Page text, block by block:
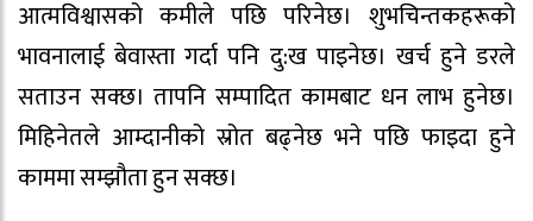
आत्मविश्वासको कमीले पछि परिनेछ। शुभचिन्तकहरूको
भावनालाई बेवास्ता गर्दा पनि दु:ख पाइनेछ। खर्च हुने डरले
सताउन सक्छ। तापनि सम्पादित कामबाट धन लाभ हुनेछ।
मिहिनेतले आम्दानीको स्रोत बढ्नेछ भने पछि फाइदा हुने
काममा सम्झौता हुन सक्छ।